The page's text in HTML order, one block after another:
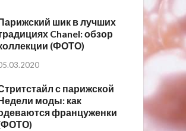
шик в лучших
Chanel: обзор
(ФОТО)
с парижской
моды: как
француженки